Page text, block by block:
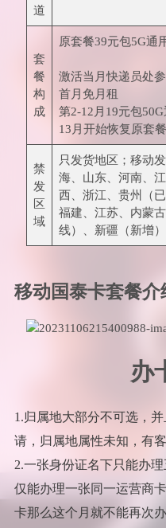
道
套
餐
构
成
原套餐39元包5G通
激活当月快递员处
首月免月租
第2-12月19元包
13月开始恢复原套
禁
发
区
域
只发货地区；移动
海、山东、河南、
西、浙江、贵州（
福建、江苏、内蒙
线）、新疆（新增
移动国泰卡套餐介
办
1.归属地大部分不可选，
请，归属地属性未知，有
2.一张身份证名下只能办
仅能办理一张同一运营商
卡那么这个月就不能再次